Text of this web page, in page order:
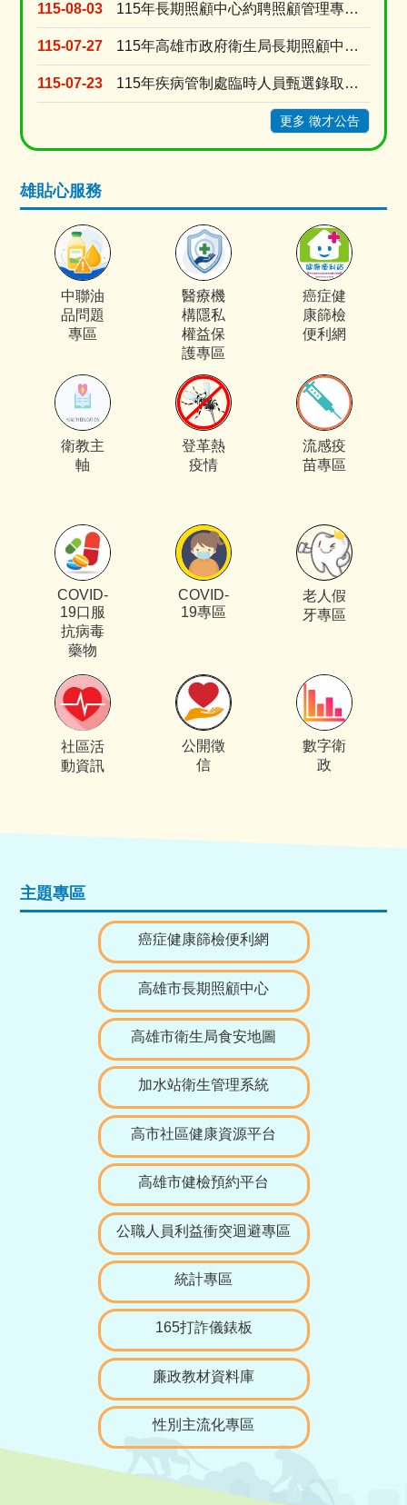
115-08-03 115年長期照顧中心約聘照顧管理專員甄選24名
115-07-27 115年高雄市政府衛生局長期照顧中心「家照督導」甄選結果公告
115-07-23 115年疾病管制處臨時人員甄選錄取公告
更多 徵才公告
雄貼心服務
中聯油
品問題
專區
醫療機
構隱私
權益保
護專區
癌症健
康篩檢
便利網
衛教主
軸
登革熱
疫情
流感疫
苗專區
COVID-
19口服
抗病毒
藥物
COVID-
19專區
老人假
牙專區
社區活
動資訊
公開徵
信
數字衛
政
主題專區
癌症健康篩檢便利網
高雄市長期照顧中心
高雄市衛生局食安地圖
加水站衛生管理系統
高市社區健康資源平台
高雄市健檢預約平台
公職人員利益衝突迴避專區
統計專區
165打詐儀錶板
廉政教材資料庫
性別主流化專區